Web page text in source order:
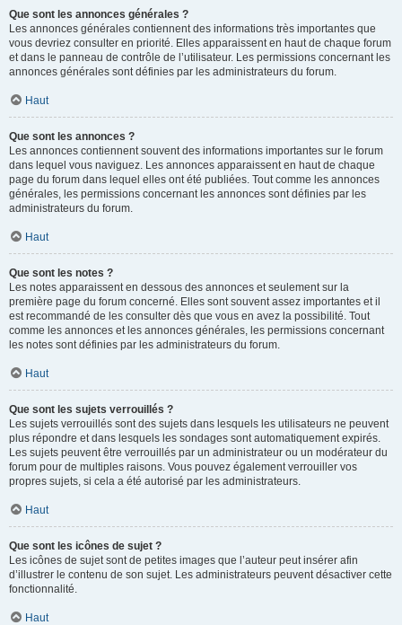
Que sont les annonces générales ?
Les annonces générales contiennent des informations très importantes que
vous devriez consulter en priorité. Elles apparaissent en haut de chaque forum
et dans le panneau de contrôle de l’utilisateur. Les permissions concernant les
annonces générales sont définies par les administrateurs du forum.
Haut
Que sont les annonces ?
Les annonces contiennent souvent des informations importantes sur le forum
dans lequel vous naviguez. Les annonces apparaissent en haut de chaque
page du forum dans lequel elles ont été publiées. Tout comme les annonces
générales, les permissions concernant les annonces sont définies par les
administrateurs du forum.
Haut
Que sont les notes ?
Les notes apparaissent en dessous des annonces et seulement sur la
première page du forum concerné. Elles sont souvent assez importantes et il
est recommandé de les consulter dès que vous en avez la possibilité. Tout
comme les annonces et les annonces générales, les permissions concernant
les notes sont définies par les administrateurs du forum.
Haut
Que sont les sujets verrouillés ?
Les sujets verrouillés sont des sujets dans lesquels les utilisateurs ne peuvent
plus répondre et dans lesquels les sondages sont automatiquement expirés.
Les sujets peuvent être verrouillés par un administrateur ou un modérateur du
forum pour de multiples raisons. Vous pouvez également verrouiller vos
propres sujets, si cela a été autorisé par les administrateurs.
Haut
Que sont les icônes de sujet ?
Les icônes de sujet sont de petites images que l’auteur peut insérer afin
d’illustrer le contenu de son sujet. Les administrateurs peuvent désactiver cette
fonctionnalité.
Haut